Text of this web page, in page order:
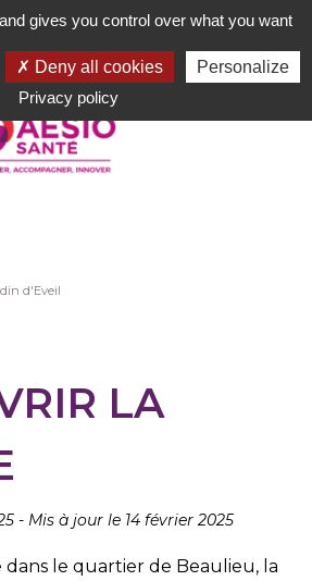
d'Eveil
LA
- Mis à jour le 14 février 2025
dans le quartier de Beaulieu, la
gives you control over what you want
Deny all cookies
Personalize
Privacy policy